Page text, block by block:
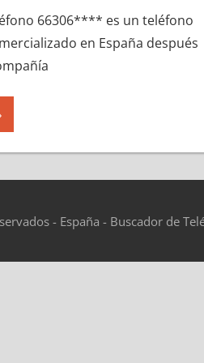
66306**** es un teléfono
en España después
- España - Buscador de